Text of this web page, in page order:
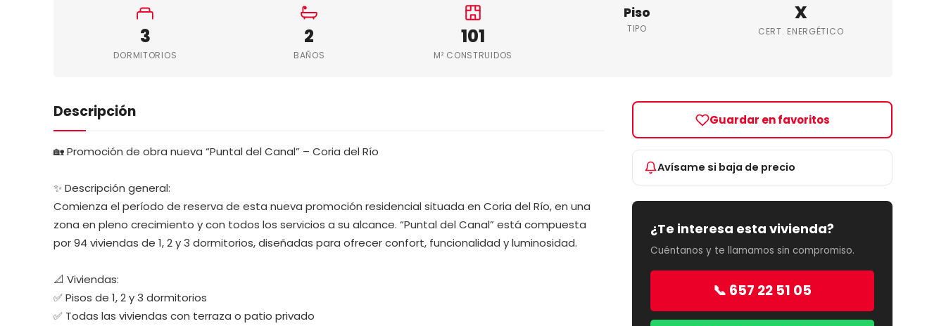
3
DORMITORIOS
2
BAÑOS
101
M² CONSTRUIDOS
Piso
TIPO
X
CERT. ENERGÉTICO
Descripción
🏡 Promoción de obra nueva “Puntal del Canal” – Coria del Río
✨ Descripción general:
Comienza el período de reserva de esta nueva promoción residencial situada en Coria del Río, en una
zona en pleno crecimiento y con todos los servicios a su alcance. “Puntal del Canal” está compuesta
por 94 viviendas de 1, 2 y 3 dormitorios, diseñadas para ofrecer confort, funcionalidad y luminosidad.
📐 Viviendas:
✅ Pisos de 1, 2 y 3 dormitorios
✅ Todas las viviendas con terraza o patio privado
Guardar en favoritos
Avísame si baja de precio
¿Te interesa esta vivienda?
Cuéntanos y te llamamos sin compromiso.
📞 657 22 51 05